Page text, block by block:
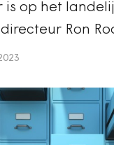
is op het
Ron